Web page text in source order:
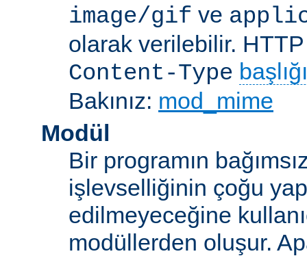
image/gif ve
olarak verilebilir.
Content-Type
Bakınız: mod_mime
Modül
Bir programın
işlevselliğinin çoğu
edilmeyeceğine
modüllerden oluşur.